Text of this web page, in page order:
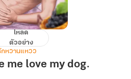
โหลด
ตัวอย่าง
กหวานแหวว
me love my dog.